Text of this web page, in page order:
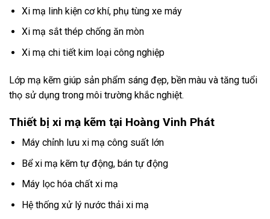
Xi mạ linh kiện cơ khí, phụ tùng xe máy
Xi mạ sắt thép chống ăn mòn
Xi mạ chi tiết kim loại công nghiệp
Lớp mạ kẽm giúp sản phẩm sáng đẹp, bền màu và tăng tuổi
thọ sử dụng trong môi trường khắc nghiệt.
Thiết bị xi mạ kẽm tại Hoàng Vinh Phát
Máy chỉnh lưu xi mạ công suất lớn
Bể xi mạ kẽm tự động, bán tự động
Máy lọc hóa chất xi mạ
Hệ thống xử lý nước thải xi mạ